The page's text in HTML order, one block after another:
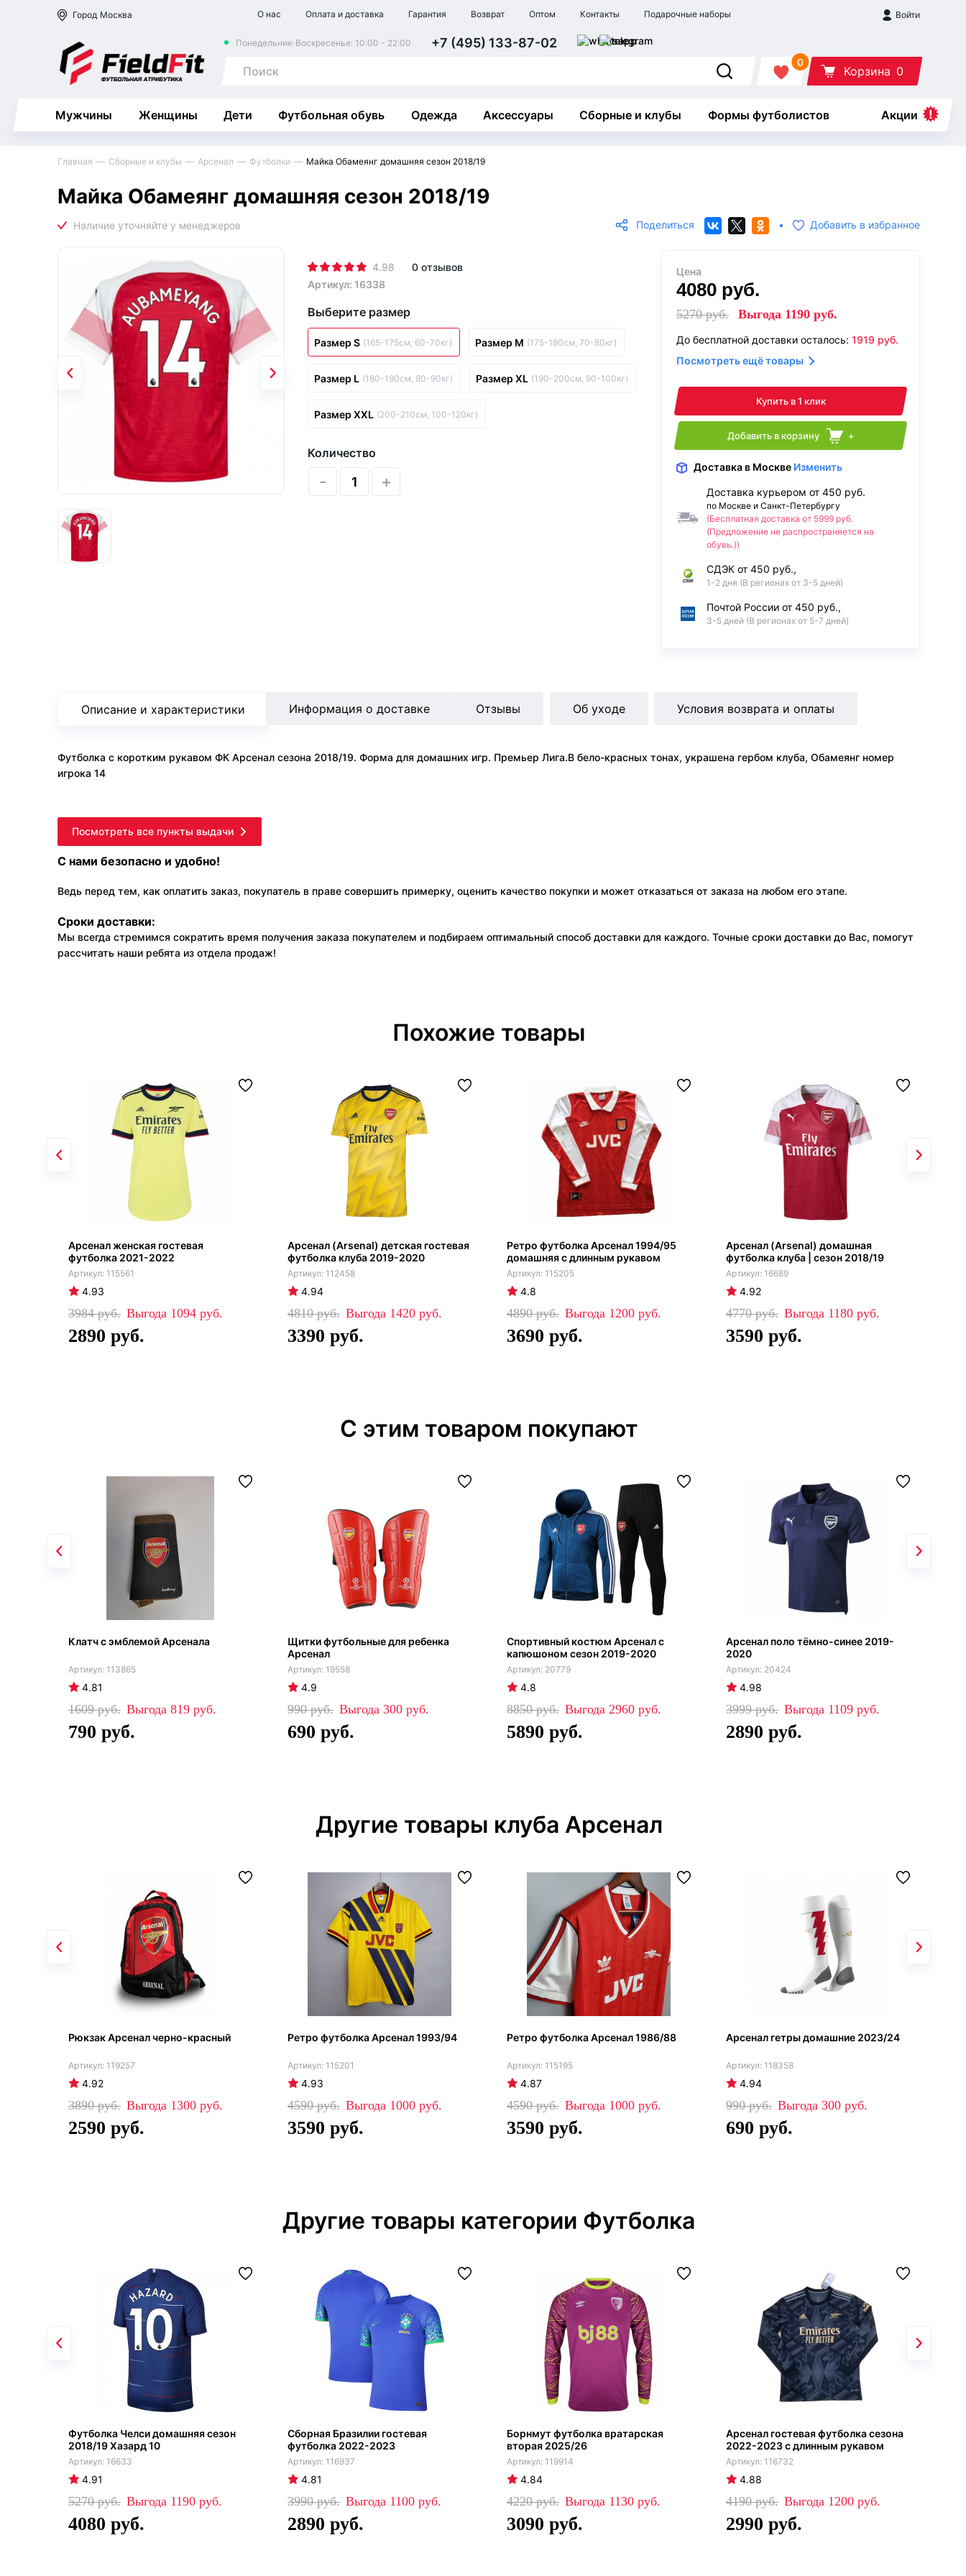
Город Москва О нас Оплата и доставка Гарантия Возврат Оптом Контакты Подарочные наборы Войти
Понедельник-Воскресенье: 10:00 - 22:00 +7 (495) 133-87-02
0
Корзина 0
Мужчины Женщины Дети Футбольная обувь Одежда Аксессуары Сборные и клубы Формы футболистов Акции
Главная Сборные и клубы Арсенал Футболки Майка Обамеянг домашняя сезон 2018/19
Майка Обамеянг домашняя сезон 2018/19
Поделиться • Добавить в избранное
4.98
0 отзывов
Артикул: 16338
Выберите размер
Размер S (165-175см, 60-70кг) Размер M (175-180см, 70-80кг)
Размер L (180-190см, 80-90кг) Размер XL (190-200см, 90-100кг)
Размер XXL (200-210см, 100-120кг)
Количество
- +
Цена
4080 руб.
5270руб. Выгода 1190 руб.
До бесплатной доставки осталось: 1919 руб.
Посмотреть ещё товары
Купить в 1 клик
Добавить в корзину +
Доставка в Москве Изменить
Доставка курьером от 450 руб.
по Москве и Санкт-Петербургу
(Бесплатная доставка от 5999 руб.
(Предложение не распространяется на
обувь.))
СДЭК от 450 руб.,
1-2 дня (В регионах от 3-5 дней)
Почтой России от 450 руб.,
3-5 дней (В регионах от 5-7 дней)
Описание и характеристики
Футболка с коротким рукавом ФК Арсенал сезона 2018/19. Форма для домашних игр. Премьер Лига.В бело-красных тонах, украшена гербом клуба, Обамеянг номер
игрока 14
Информация о доставке Отзывы Об уходе Условия возврата и оплаты
Посмотреть все пункты выдачи
С нами безопасно и удобно!
Ведь перед тем, как оплатить заказ, покупатель в праве совершить примерку, оценить качество покупки и может отказаться от заказа на любом его этапе.
Сроки доставки:
Мы всегда стремимся сократить время получения заказа покупателем и подбираем оптимальный способ доставки для каждого. Точные сроки доставки до Вас, помогут
рассчитать наши ребята из отдела продаж!
Похожие товары
Арсенал женская гостевая
футболка 2021-2022
115561
4.93
3984 1094
2890
Арсенал (Arsenal) детская гостевая
футболка клуба 2019-2020
112458
4.94
4810 1420
3390
Ретро футболка Арсенал 1994/95
домашняя с длинным рукавом
115205
4.8
4890 1200
3690
Арсенал (Arsenal) домашная
футболка клуба | сезон 2018/19
16689
4.92
4770 1180
3590
С этим товаром покупают
Клатч с эмблемой Арсенала
113865
4.81
1609 819
790
Щитки футбольные для ребенка
Арсенал
19558
4.9
990 300
690
Спортивный костюм Арсенал с
капюшоном сезон 2019-2020
20779
4.8
8850 2960
5890
Арсенал поло тёмно-синее 2019-
2020
20424
4.98
3999 1109
2890
Другие товары клуба Арсенал
Рюкзак Арсенал черно-красный
119257
4.92
3890 1300
2590
Ретро футболка Арсенал 1993/94
115201
4.93
4590 1000
3590
Ретро футболка Арсенал 1986/88
115195
4.87
4590 1000
3590
Арсенал гетры домашние 2023/24
118358
4.94
990 300
690
Другие товары категории Футболка
Футболка Челси домашняя сезон
2018/19 Хазард 10
16633
4.91
5270 1190
4080
Сборная Бразилии гостевая
футболка 2022-2023
116937
4.81
3990 1100
2890
Борнмут футболка вратарская
вторая 2025/26
119914
4.84
4220 1130
3090
Арсенал гостевая футболка сезона
2022-2023 с длинным рукавом
116732
4.88
4190 1200
2990